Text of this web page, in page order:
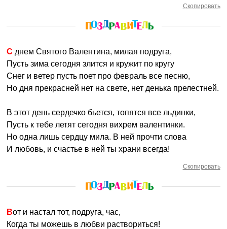
Скопировать
С днем Святого Валентина, милая подруга,
Пусть зима сегодня злится и кружит по кругу
Снег и ветер пусть поет про февраль все песню,
Но дня прекрасней нет на свете, нет денька прелестней.
В этот день сердечко бьется, топятся все льдинки,
Пусть к тебе летят сегодня вихрем валентинки.
Но одна лишь сердцу мила. В ней прочти слова
И любовь, и счастье в ней ты храни всегда!
Скопировать
Вот и настал тот, подруга, час,
Когда ты можешь в любви раствориться!